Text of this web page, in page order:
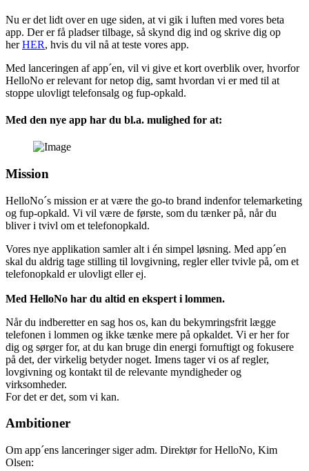
Nu er det lidt over en uge siden, at vi gik i luften med vores beta
app. Der er få pladser tilbage, så skynd dig ind og skrive dig op
herHER, hvis du vil nå at teste vores app.
Med lanceringen af app´en, vil vi give et kort overblik over, hvorfor
HelloNo er relevant for netop dig, samt hvordan vi er med til at
stoppe ulovligt telefonsalg og fup-opkald.
Med den nye app har du bl.a. mulighed for at:
Mission
HelloNo´s mission er at være the go-to brand indenfor telemarketing
og fup-opkald. Vi vil være de første, som du tænker på, når du
bliver i tvivl om et telefonopkald.
Vores nye applikation samler alt i én simpel løsning. Med app´en
skal du aldrig tage stilling til lovgivning, regler eller tvivle på, om et
telefonopkald er ulovligt eller ej.
Med HelloNo har du altid en ekspert i lommen.
Når du indberetter en sag hos os, kan du bekymringsfrit lægge
telefonen i lommen og ikke tænke mere på opkaldet. Vi er her for
dig og sørger for, at du kan bruge din energi fornuftigt og fokusere
på det, der virkelig betyder noget. Imens tager vi os af regler,
lovgivning og kontakt til de relevante myndigheder og
virksomheder.
For det er det, som vi kan.
Ambitioner
Om app´ens lanceringer siger adm. Direktør for HelloNo, Kim
Olsen: